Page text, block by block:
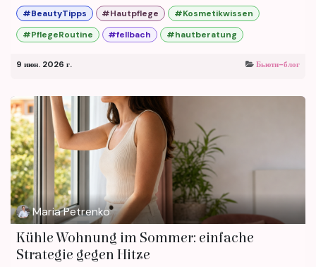
#BeautyTipps #Hautpflege
#Kosmetikwissen
#PflegeRoutine
#fellbach #hautberatung
9 июн. 2026 г. Бьюти-блог
Maria Petrenko
Kühle Wohnung im Sommer: einfache
Strategie gegen Hitze